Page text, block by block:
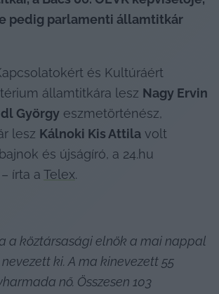
pedig parlamenti államtitkár
és Kultúráért
államtitkára lesz Nagy Ervin
György eszmetörténész,
lesz Kálnoki Kis Attila volt
és újságíró, a 24.hu
írta a Telex.
a köztársasági elnök a mai nappal
ki. A ma kinevezett 55
nő. Összesen 103